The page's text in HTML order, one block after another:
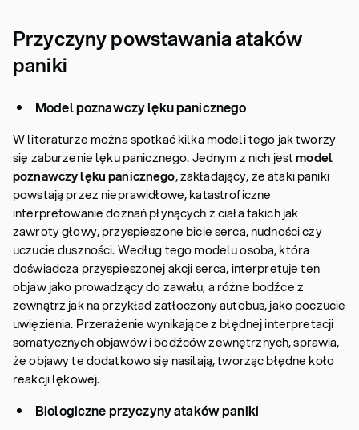
Przyczyny powstawania ataków
paniki
Model poznawczy lęku panicznego
W literaturze można spotkać kilka modeli tego jak tworzy
się zaburzenie lęku panicznego. Jednym z nich jestmodel
poznawczy lęku panicznego, zakładający, że ataki paniki
powstają przez nieprawidłowe, katastroficzne
interpretowanie doznań płynących z ciała takich jak
zawroty głowy, przyspieszone bicie serca, nudności czy
uczucie duszności. Według tego modelu osoba, która
doświadcza przyspieszonej akcji serca, interpretuje ten
objaw jako prowadzący do zawału, a różne bodźce z
zewnątrz jak na przykład zatłoczony autobus, jako poczucie
uwięzienia. Przerażenie wynikające z błędnej interpretacji
somatycznych objawów i bodźców zewnętrznych, sprawia,
że objawy te dodatkowo się nasilają, tworząc błędne koło
reakcji lękowej.
Biologiczne przyczyny ataków paniki